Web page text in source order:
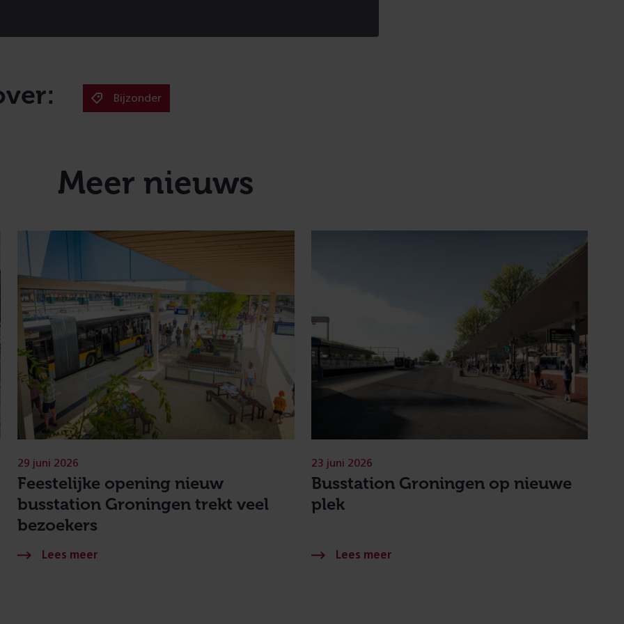
Bijzonder
Meer nieuws
Feestelijke opening nieuw
busstation Groningen trekt veel
bezoekers
29 juni 2026
Busstation Groningen op nieuwe
plek
23 juni 2026